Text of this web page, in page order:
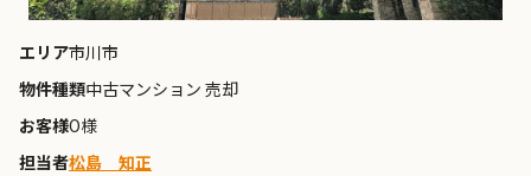
エリア市川市
物件種類中古マンション 売却
お客様O様
担当者松島 知正